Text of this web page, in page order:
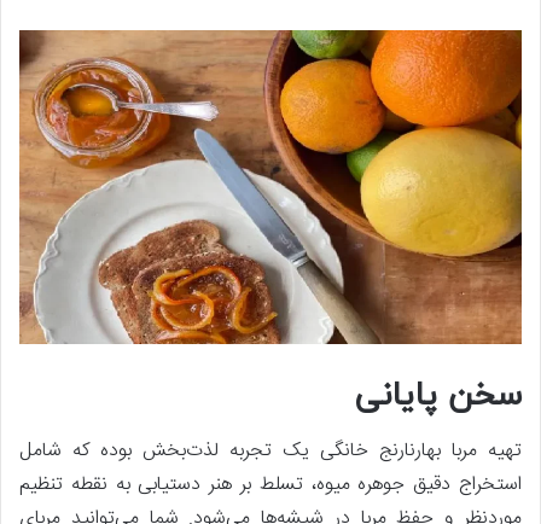
سخن پایانی
تهیه مربا بهارنارنج خانگی یک تجربه لذت‌بخش بوده که شامل
استخراج دقیق جوهره میوه، تسلط بر هنر دستیابی به نقطه تنظیم